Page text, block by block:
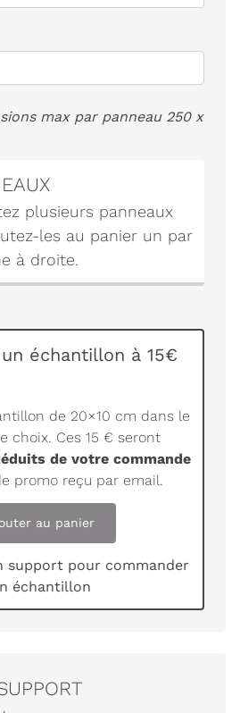
max par panneau 250 x
plusieurs panneaux
les au panier un par
à droite.
échantillon à 15€
de 20×10 cm dans le
choix. Ces 15 € seront
de votre commande
promo reçu par email.
au panier
support pour commander
échantillon